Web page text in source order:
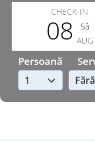
CHECK-IN
08
Sâ
AUG
Persoană